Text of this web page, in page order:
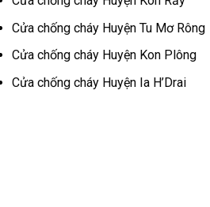
Cửa chống cháy Huyện Tu Mơ Rông
Cửa chống cháy Huyện Kon Plông
Cửa chống cháy Huyện Ia H’Drai